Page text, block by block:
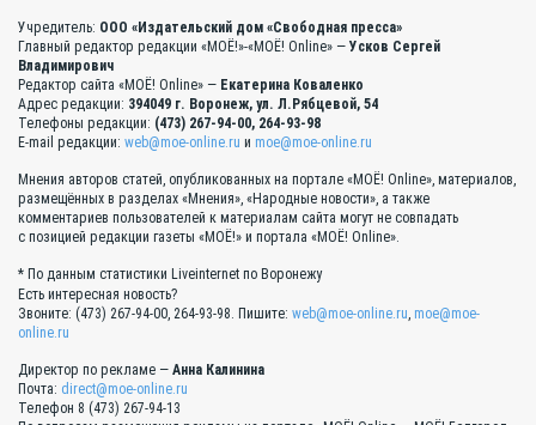
Учредитель: ООО «Издательский дом «Свободная пресса»
Главный редактор редакции «МОЁ!»-«МОЁ! Online» — Усков Сергей
Владимирович
Редактор сайта «МОЁ! Online» — Екатерина Коваленко
Адрес редакции: 394049 г. Воронеж, ул. Л.Рябцевой, 54
Телефоны редакции: (473) 267-94-00, 264-93-98
E-mail редакции: web@moe-online.ru и moe@moe-online.ru
Мнения авторов статей, опубликованных на портале «МОЁ! Online», материалов,
размещённых в разделах «Мнения», «Народные новости», а также
комментариев пользователей к материалам сайта могут не совпадать
с позицией редакции газеты «МОЁ!» и портала «МОЁ! Online».
* По данным статистики Liveinternet по Воронежу
Есть интересная новость?
Звоните: (473) 267-94-00, 264-93-98. Пишите: web@moe-online.ru, moe@moe-
online.ru
Директор по рекламе — Анна Калинина
Почта: direct@moe-online.ru
Телефон 8 (473) 267-94-13